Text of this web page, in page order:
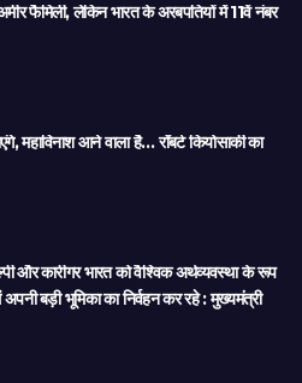
फैमिली, लेकिन भारत के अरबपतियों में 11वें नंबर
महाविनाश आने वाला है… रॉबर्ट कियोसाकी का
और कारीगर भारत को वैश्विक अर्थव्यवस्था के रूप
बड़ी भूमिका का निर्वहन कर रहे : मुख्यमंत्री